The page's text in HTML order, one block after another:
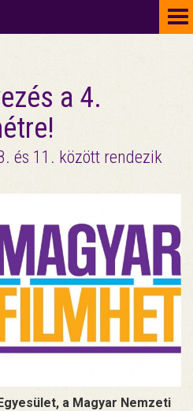
a 4.
és 11. között rendezik
a Magyar Nemzeti